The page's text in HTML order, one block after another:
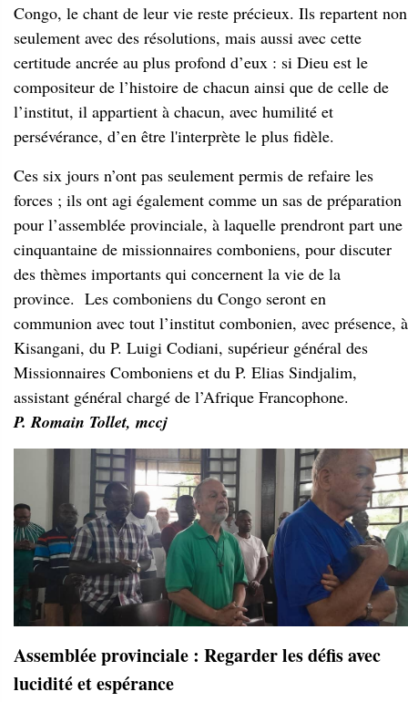
Congo, le chant de leur vie reste précieux. Ils repartent non
seulement avec des résolutions, mais aussi avec cette
certitude ancrée au plus profond d’eux : si Dieu est le
compositeur de l’histoire de chacun ainsi que de celle de
l’institut, il appartient à chacun, avec humilité et
persévérance, d’en être l'interprète le plus fidèle.
Ces six jours n’ont pas seulement permis de refaire les
forces ; ils ont agi également comme un sas de préparation
pour l’assemblée provinciale, à laquelle prendront part une
cinquantaine de missionnaires comboniens, pour discuter
des thèmes importants qui concernent la vie de la
province. Les comboniens du Congo seront en
communion avec tout l’institut combonien, avec présence, à
Kisangani, du P. Luigi Codiani, supérieur général des
Missionnaires Comboniens et du P. Elias Sindjalim,
assistant général chargé de l’Afrique Francophone.
P. Romain Tollet, mccj
Assemblée provinciale : Regarder les défis avec
lucidité et espérance
« Votre présence dans les différents diocèses du Congo est
une page vivante de l’histoire du salut dans notre église
locale et un témoignage de fidélité à l’intuition
missionnaire de Daniel Comboni : Sauver l’Afrique par
l’Afrique », a déclaré Mgr Marcel Utembi, archevêque